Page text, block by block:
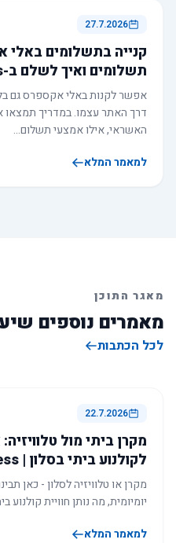
27.7.2026
קנייה בתשלומים
תשלומים ואיך לשלם ב-Aliexpress
אפשר לקנות באלי אקספרס גם
דרך האתר עצמו. במדריך תמצאו
האשראי, אילו אמצעי תשלום…
למאמר המלא
מאגר התוכן
מאמרים נוספים
לכל הכתבות
22.7.2026
מקרן ביתי מול
לקולנוע ביתי בסלון | Aliexpress
מקרן או טלוויזיה לסלון - כאן
יומיומית, מה נותן חוויית
למאמר המלא